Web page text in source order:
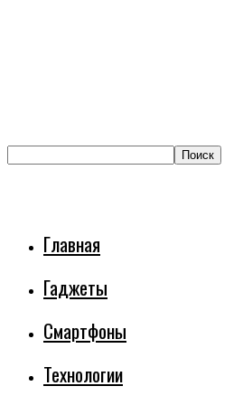
Главная
Гаджеты
Смартфоны
Технологии